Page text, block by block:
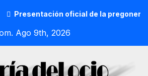
oficial de la pregonera y
Ago 9th, 2026